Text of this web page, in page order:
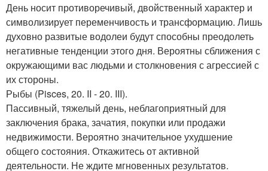
День носит противоречивый, двойственный характер и
символизирует переменчивость и трансформацию. Лишь
духовно развитые водолеи будут способны преодолеть
негативные тенденции этого дня. Вероятны сближения с
окружающими вас людьми и столкновения с агрессией с
их стороны.
Рыбы (Pisces, 20. II - 20. III).
Пассивный, тяжелый день, неблагоприятный для
заключения брака, зачатия, покупки или продажи
недвижимости. Вероятно значительное ухудшение
общего состояния. Откажитесь от активной
деятельности. Не ждите мгновенных результатов.